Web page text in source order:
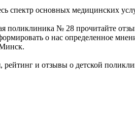
спектр основных медицинских
поликлиника № 28 прочитайте
о нас определенное
и отзывы о детской